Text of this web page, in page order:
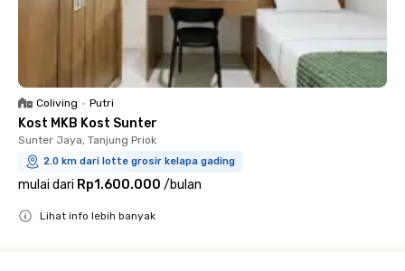
Coliving • Putri
Kost MKB Kost Sunter
Sunter Jaya, Tanjung Priok
2.0 km dari lotte grosir kelapa gading
mulai dari Rp1.600.000 /bulan
Lihat info lebih banyak